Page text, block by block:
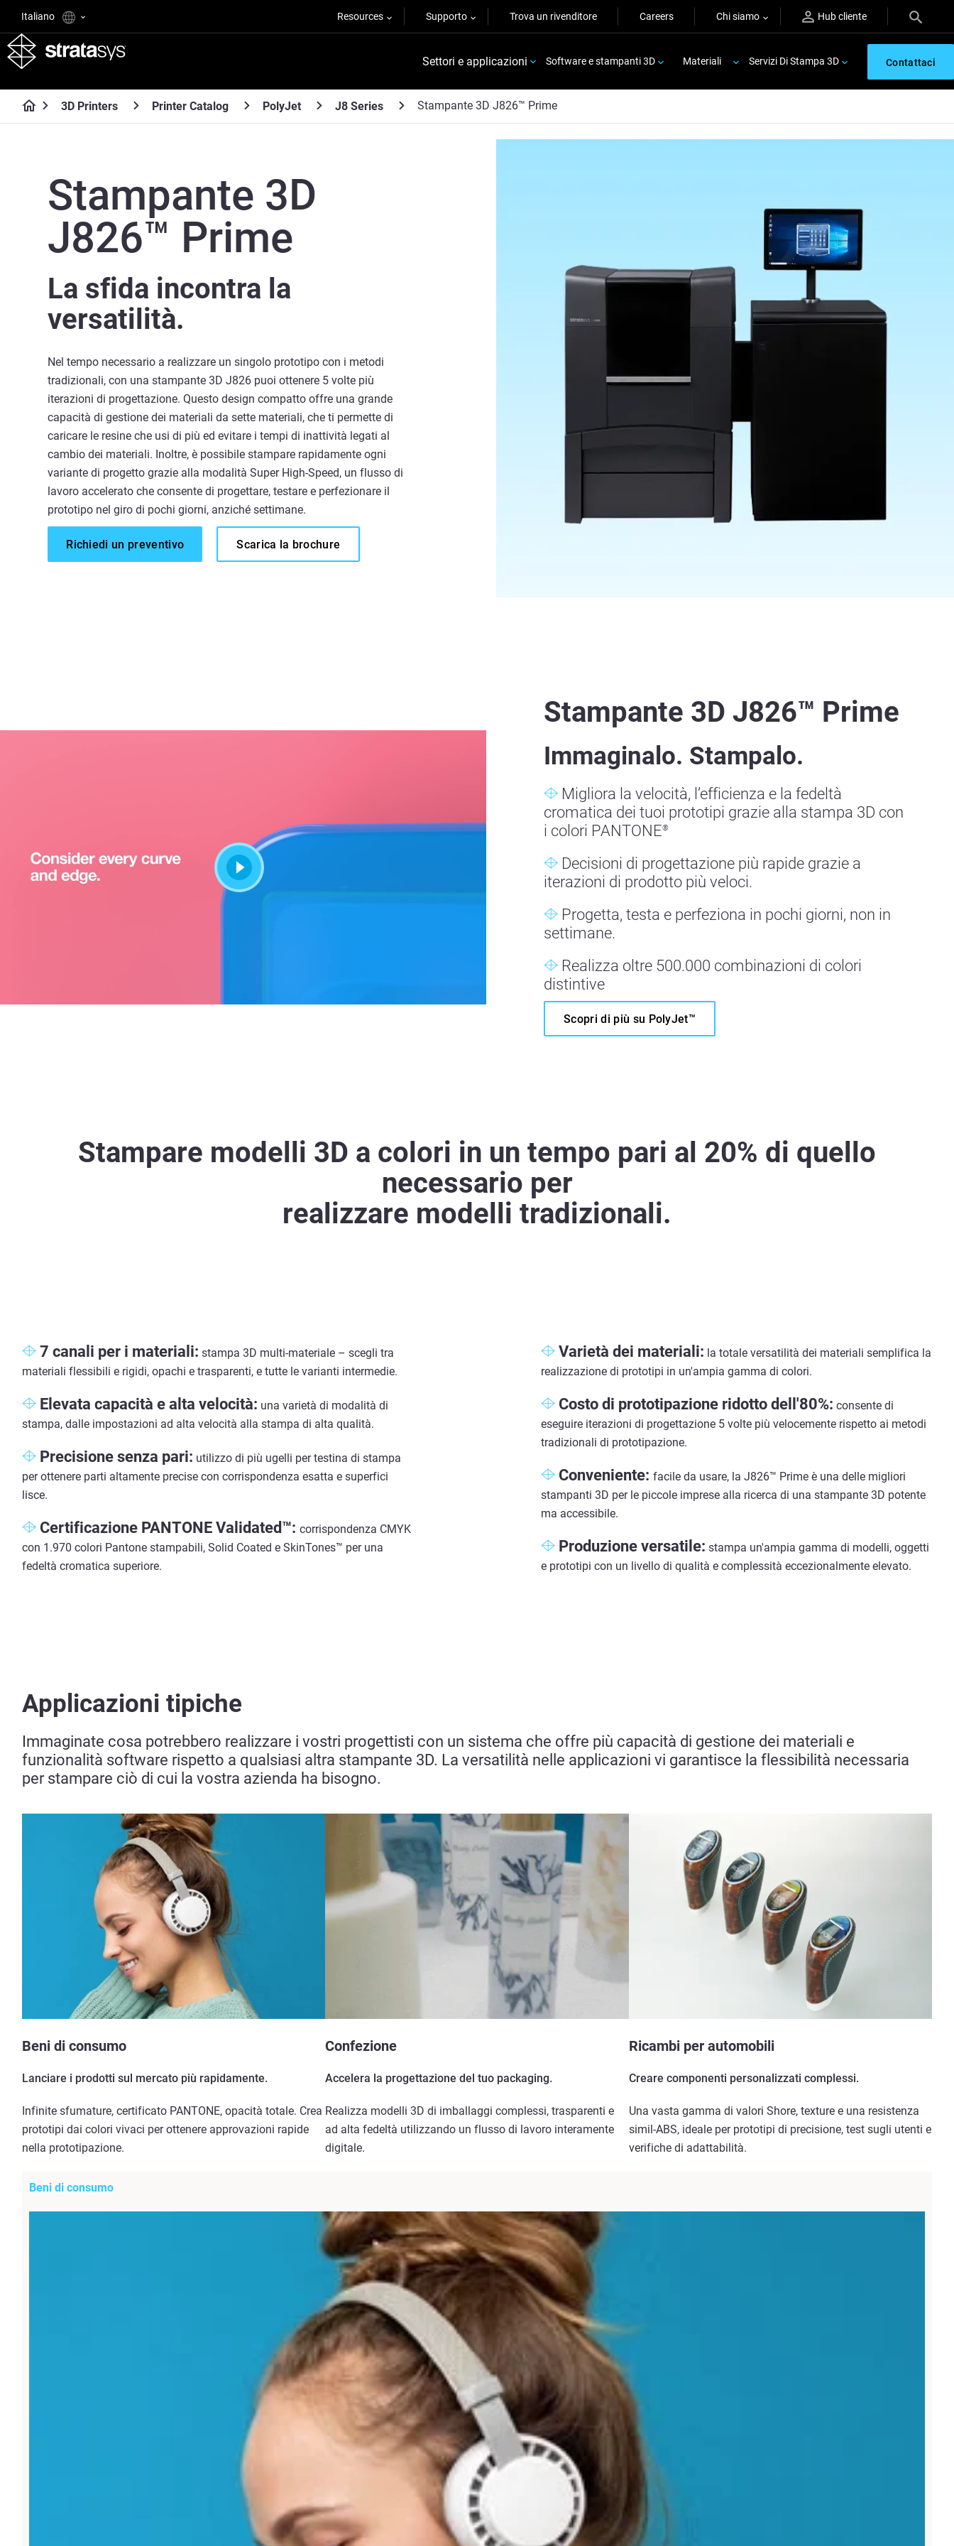
Italiano Resources Supporto Trova un rivenditore Careers Chi siamo Hub cliente
Settori e applicazioni Software e stampanti 3D Materiali Servizi Di Stampa 3D Contattaci
3D Printers Printer Catalog PolyJet J8 Series Stampante 3D J826™ Prime
Stampante 3D
J826™ Prime
La sfida incontra la
versatilità.
Nel tempo necessario a realizzare un singolo prototipo con i metodi
tradizionali, con una stampante 3D J826 puoi ottenere 5 volte più
iterazioni di progettazione. Questo design compatto offre una grande
capacità di gestione dei materiali da sette materiali, che ti permette di
caricare le resine che usi di più ed evitare i tempi di inattività legati al
cambio dei materiali. Inoltre, è possibile stampare rapidamente ogni
variante di progetto grazie alla modalità Super High-Speed, un flusso di
lavoro accelerato che consente di progettare, testare e perfezionare il
prototipo nel giro di pochi giorni, anziché settimane.
Richiedi un preventivo Scarica la brochure
Stampante 3D J826™ Prime
Immaginalo. Stampalo.
Migliora la velocità, l’efficienza e la fedeltà
cromatica dei tuoi prototipi grazie alla stampa 3D con
i colori PANTONE®
Decisioni di progettazione più rapide grazie a
iterazioni di prodotto più veloci.
Progetta, testa e perfeziona in pochi giorni, non in
settimane.
Realizza oltre 500.000 combinazioni di colori
distintive
Scopri di più su PolyJet™
Stampare modelli 3D a colori in un tempo pari al 20% di quello
necessario per
realizzare modelli tradizionali.
7 canali per i materiali: stampa 3D multi-materiale – scegli tra
materiali flessibili e rigidi, opachi e trasparenti, e tutte le varianti intermedie.
Elevata capacità e alta velocità: una varietà di modalità di
stampa, dalle impostazioni ad alta velocità alla stampa di alta qualità.
Precisione senza pari: utilizzo di più ugelli per testina di stampa
per ottenere parti altamente precise con corrispondenza esatta e superfici
lisce.
Certificazione PANTONE Validated™: corrispondenza CMYK
con 1.970 colori Pantone stampabili, Solid Coated e SkinTones™ per una
fedeltà cromatica superiore.
Varietà dei materiali: la totale versatilità dei materiali semplifica la
realizzazione di prototipi in un'ampia gamma di colori.
Costo di prototipazione ridotto dell'80%: consente di
eseguire iterazioni di progettazione 5 volte più velocemente rispetto ai metodi
tradizionali di prototipazione.
Conveniente: facile da usare, la J826™ Prime è una delle migliori
stampanti 3D per le piccole imprese alla ricerca di una stampante 3D potente
ma accessibile.
Produzione versatile: stampa un'ampia gamma di modelli, oggetti
e prototipi con un livello di qualità e complessità eccezionalmente elevato.
Applicazioni tipiche
Immaginate cosa potrebbero realizzare i vostri progettisti con un sistema che offre più capacità di gestione dei materiali e
funzionalità software rispetto a qualsiasi altra stampante 3D. La versatilità nelle applicazioni vi garantisce la flessibilità necessaria
per stampare ciò di cui la vostra azienda ha bisogno.
Beni di consumo
Lanciare i prodotti sul mercato più rapidamente.
Infinite sfumature, certificato PANTONE, opacità totale. Crea
prototipi dai colori vivaci per ottenere approvazioni rapide
nella prototipazione.
Confezione
Accelera la progettazione del tuo packaging.
Realizza modelli 3D di imballaggi complessi, trasparenti e
ad alta fedeltà utilizzando un flusso di lavoro interamente
digitale.
Ricambi per automobili
Creare componenti personalizzati complessi.
Una vasta gamma di valori Shore, texture e una resistenza
simil-ABS, ideale per prototipi di precisione, test sugli utenti e
verifiche di adattabilità.
Beni di consumo